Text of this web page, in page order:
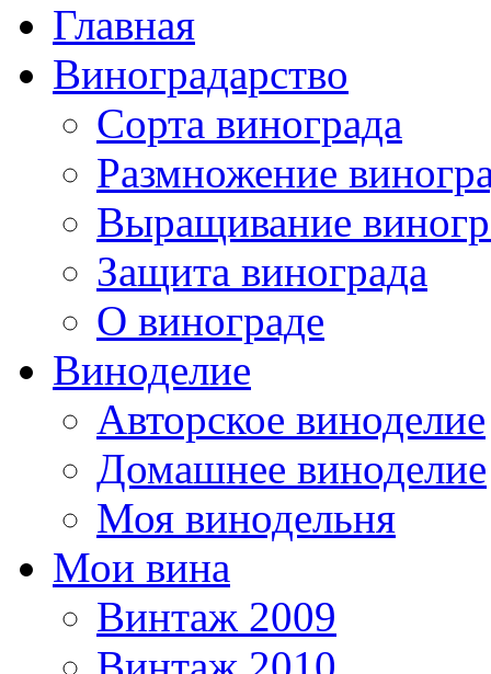
Главная
Виноградарство
Сорта винограда
Размножение
Выращивание
Защита винограда
О винограде
Виноделие
Авторское виноделие
Домашнее виноделие
Моя винодельня
Мои вина
Винтаж 2009